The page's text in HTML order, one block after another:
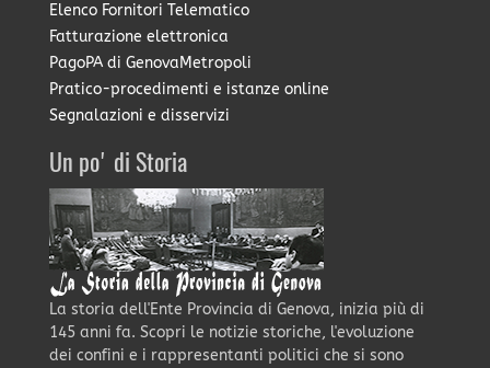
Elenco Fornitori Telematico
Fatturazione elettronica
PagoPA di GenovaMetropoli
Pratico-procedimenti e istanze online
Segnalazioni e disservizi
Un po' di Storia
La storia dell'Ente Provincia di Genova, inizia più di
145 anni fa. Scopri le notizie storiche, l'evoluzione
dei confini e i rappresentanti politici che si sono